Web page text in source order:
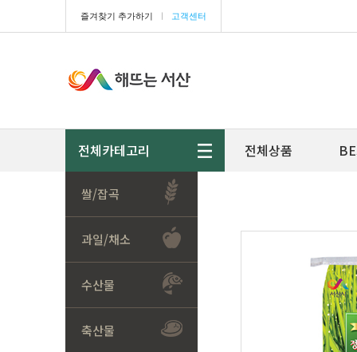
즐겨찾기 추가하기 ㅣ 고객센터
전체카테고리 전체상품
쌀/잡곡
과일/채소
수산물
축산물